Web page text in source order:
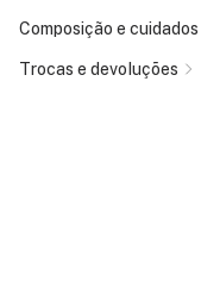
Composição e cuidados
Trocas e devoluções